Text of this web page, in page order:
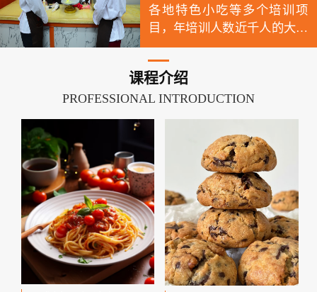
各地特色小吃等多个培训项
目，年培训人数近千人的大型
综合培训专业。专业本着为社
会为家庭为学员高度负责的教
学态度，以实际动手能力为培
养目标，以教授实用技术为办
学宗旨，随到随学，有针对性
的授课，让每一位学子学到实
课程介绍
PROFESSIONAL INTRODUCTION